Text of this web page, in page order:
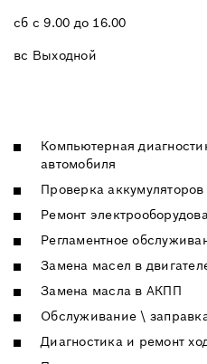
сб с 9.00 до 16.00
вс Выходной
Компьютерная
автомобиля
Проверка аккумуляторов
Ремонт
Регламентное
Замена масел в
Замена масла в АКПП
Обслуживание \
Диагностика и ремонт